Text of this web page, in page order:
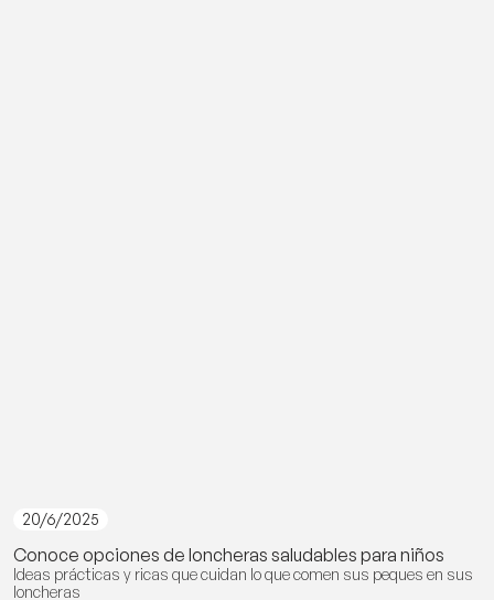
20/6/2025
Conoce opciones de loncheras saludables para niños
Ideas prácticas y ricas que cuidan lo que comen sus peques en sus
loncheras